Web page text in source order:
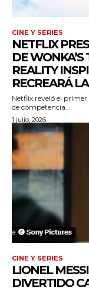
CINE Y SERIES
NETFLIX
DE WONKA’S
REALITY
RECREARÁ
Netflix reveló el
de competencia...
1 julio, 2026
CINE Y SERIES
LIONEL
DIVERTIDO